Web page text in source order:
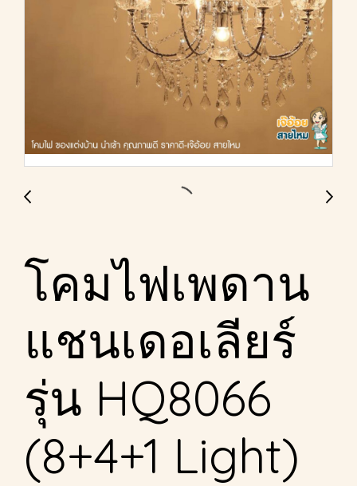
โคมไฟเพดาน
แชนเดอเลียร์
รุ่น HQ8066
(8+4+1 Light)